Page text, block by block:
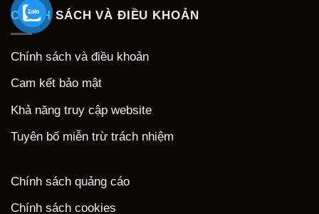
CHÍNH SÁCH VÀ ĐIỀU KHOẢN
Chính sách và điều khoản
Cam kết bảo mật
Khả năng truy cập website
Tuyên bố miễn trừ trách nhiệm
Chính sách quảng cáo
Chính sách cookies